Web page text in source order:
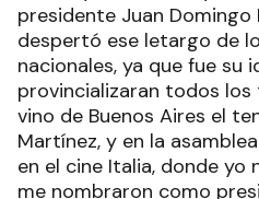
presidente Juan Domingo
despertó ese letargo de
nacionales, ya que fue su
provincializaran todos
vino de Buenos Aires el
Martínez, y en la
en el cine Italia, donde yo
me nombraron como